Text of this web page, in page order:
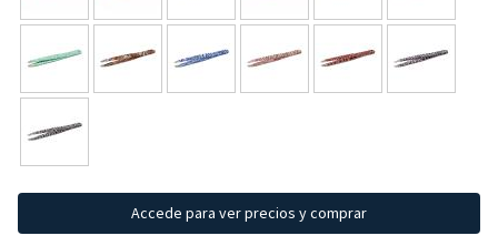
Accede para ver precios y comprar